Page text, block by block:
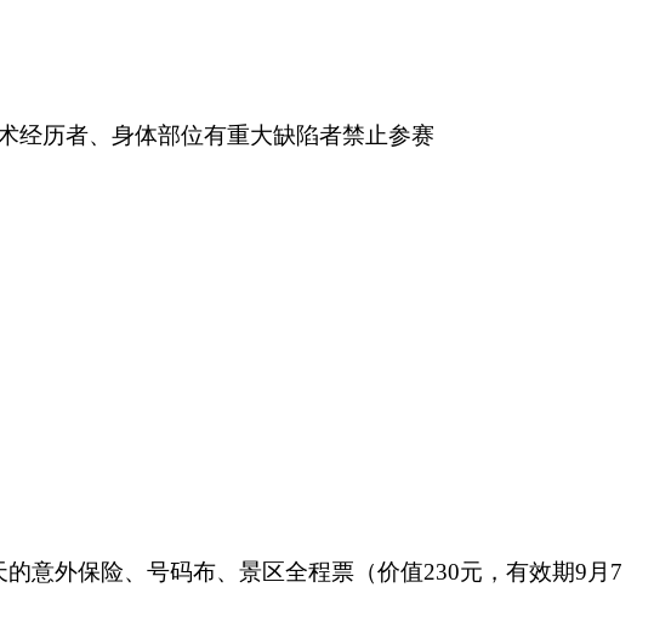
经历者、身体部位有重大缺陷者禁止参赛
的意外保险、 号码布、 景区全程票（价值230元， 有效期9 月 7